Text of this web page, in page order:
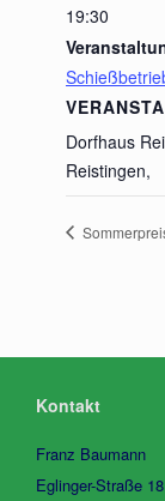
19:30
Dorfhaus
Reistingen,
Kontakt
Franz Baumann
Eglinger-Straße 18